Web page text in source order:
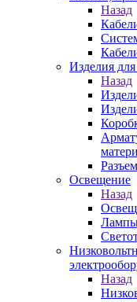
Назад
Изделия
Назад
Освещение
Назад
Лампы
Назад